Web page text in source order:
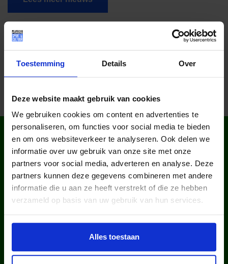
Toestemming Details Over
Deze website maakt gebruik van cookies
We gebruiken cookies om content en advertenties te
personaliseren, om functies voor social media te bieden
en om ons websiteverkeer te analyseren. Ook delen we
informatie over uw gebruik van onze site met onze
partners voor social media, adverteren en analyse. Deze
partners kunnen deze gegevens combineren met andere
informatie die u aan ze heeft verstrekt of die ze hebben
verzameld op basis van uw gebruik van hun services.
Alles toestaan
Deel dit bericht op social media!
WIST JE DAT IN
NEDERLAND?
kinderen en jongeren werden in
2025 via ons lid van een club.